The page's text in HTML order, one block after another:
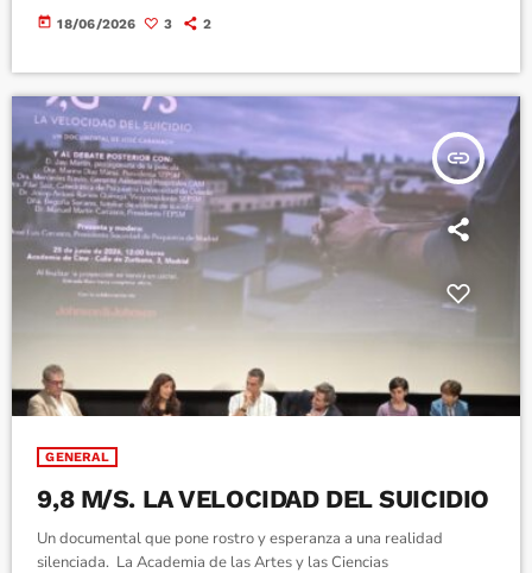
today 18/06/2026 3 2
insert_link
GENERAL
9,8 M/S. LA VELOCIDAD DEL SUICIDIO
Un documental que pone rostro y esperanza a una realidad
silenciada. La Academia de las Artes y las Ciencias